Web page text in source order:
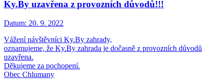
Ky.By uzavřena z provozních důvodů!!!
Datum: 20. 9. 2022
Vážení návštěvníci Ky.By zahrady,
oznamujeme, že Ky.By zahrada je dočasně z provozních důvodů
uzavřena.
Děkujeme za pochopení.
Obec Chlumany